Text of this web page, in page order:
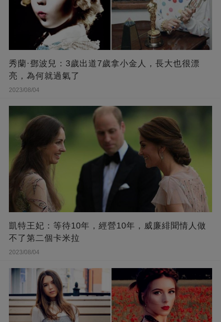
秀蘭·鄧波兒：3歲出道7歲拿小金人，長大也很漂
亮，為何就過氣了
2023/08/04
凱特王妃：等待10年，經營10年，威廉緋聞情人做
不了第二個卡米拉
2023/08/04